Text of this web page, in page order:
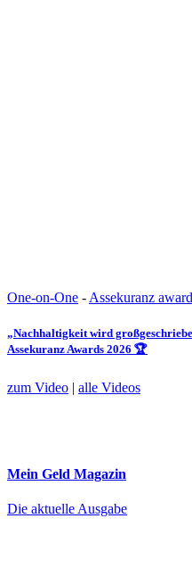
One-on-One -Assekuranz
„Nachhaltigkeit wird
Assekuranz Awards 2026 🏆
zum Video | alle Videos
Mein Geld Magazin
Die aktuelle Ausgabe